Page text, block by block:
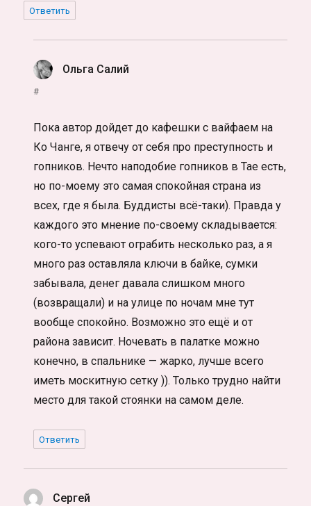
Ответить
Ольга Салий
#
Пока автор дойдет до кафешки с вайфаем на
Ко Чанге, я отвечу от себя про преступность и
гопников. Нечто наподобие гопников в Тае есть,
но по-моему это самая спокойная страна из
всех, где я была. Буддисты всё-таки). Правда у
каждого это мнение по-своему складывается:
кого-то успевают ограбить несколько раз, а я
много раз оставляла ключи в байке, сумки
забывала, денег давала слишком много
(возвращали) и на улице по ночам мне тут
вообще спокойно. Возможно это ещё и от
района зависит. Ночевать в палатке можно
конечно, в спальнике — жарко, лучше всего
иметь москитную сетку )). Только трудно найти
место для такой стоянки на самом деле.
Ответить
Сергей